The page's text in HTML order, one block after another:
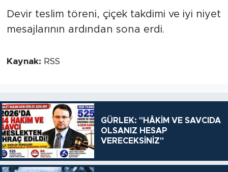
Devir teslim töreni, çiçek takdimi ve iyi niyet
mesajlarının ardından sona erdi.
Kaynak: RSS
GÜRLEK: "HÂKİM VE SAVCIDA
OLSANIZ HESAP
VERECEKSİNİZ"